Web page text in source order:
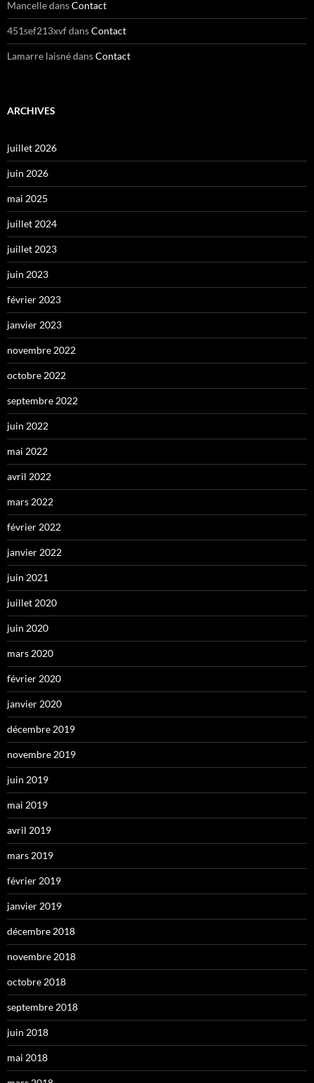
MancelledansContact
451sef213xvfdansContact
Lamarre laisnédansContact
ARCHIVES
juillet 2026
juin 2026
mai 2025
juillet 2024
juillet 2023
juin 2023
février 2023
janvier 2023
novembre 2022
octobre 2022
septembre 2022
juin 2022
mai 2022
avril 2022
mars 2022
février 2022
janvier 2022
juin 2021
juillet 2020
juin 2020
mars 2020
février 2020
janvier 2020
décembre 2019
novembre 2019
juin 2019
mai 2019
avril 2019
mars 2019
février 2019
janvier 2019
décembre 2018
novembre 2018
octobre 2018
septembre 2018
juin 2018
mai 2018